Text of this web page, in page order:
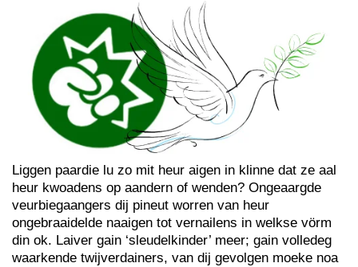
Liggen paardie lu zo mit heur aigen in klinne dat ze aal
heur kwoadens op aandern of wenden? Ongeaargde
veurbiegaangers dij pineut worren van heur
ongebraaidelde naaigen tot vernailens in welkse vörm
din ok. Laiver gain ‘sleudelkinder’ meer; gain volledeg
waarkende twijverdainers, van dij gevolgen moeke noa